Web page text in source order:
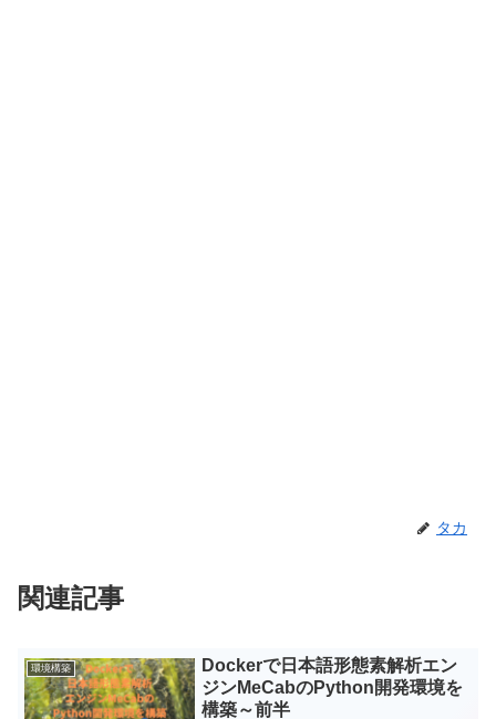
タカ
関連記事
環境構築
Dockerで日本語形態素解析エン
ジンMeCabのPython開発環境を
構築～前半